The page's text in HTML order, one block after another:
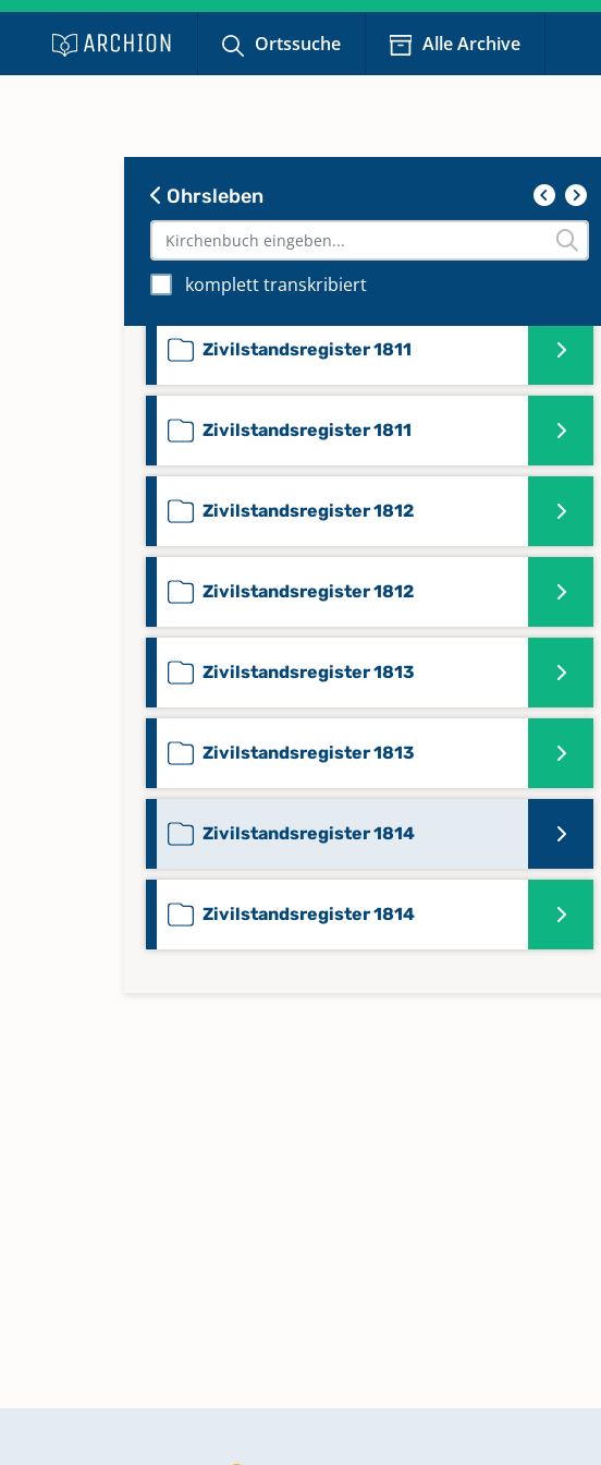
Ortssuche Alle Archive
Ohrsleben
komplett transkribiert
Zivilstandsregister 1810
Zivilstandsregister 1811
Zivilstandsregister 1811
Zivilstandsregister 1812
Zivilstandsregister 1812
Zivilstandsregister 1813
Zivilstandsregister 1813
Zivilstandsregister 1814
Zivilstandsregister 1814